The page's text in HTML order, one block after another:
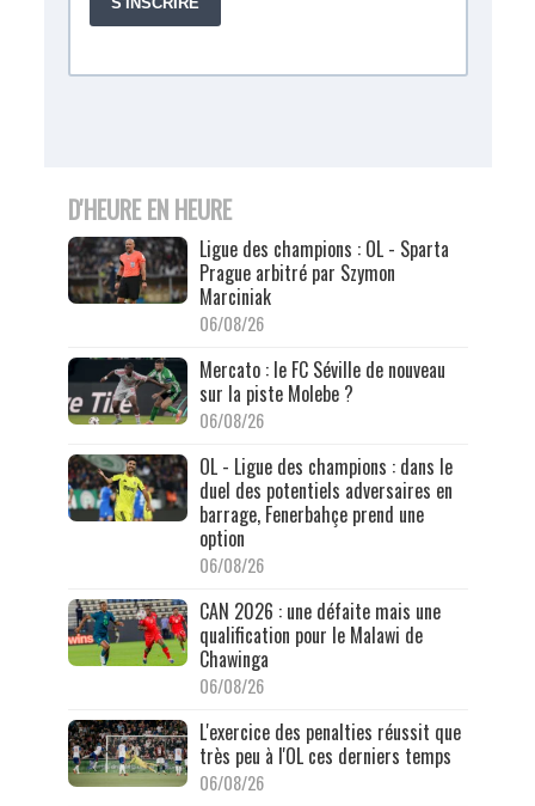
D'HEURE EN HEURE
Ligue des champions : OL - Sparta
Prague arbitré par Szymon
Marciniak
06/08/26
Mercato : le FC Séville de nouveau
sur la piste Molebe ?
06/08/26
OL - Ligue des champions : dans le
duel des potentiels adversaires en
barrage, Fenerbahçe prend une
option
06/08/26
CAN 2026 : une défaite mais une
qualification pour le Malawi de
Chawinga
06/08/26
L'exercice des penalties réussit que
très peu à l'OL ces derniers temps
06/08/26